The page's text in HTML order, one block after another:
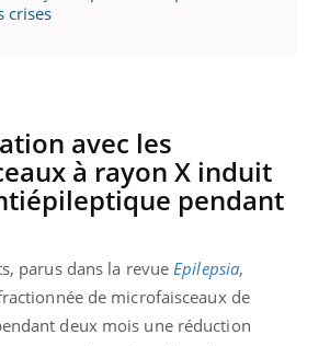
crises
avec les
à rayon X induit
pendant
parus dans la revueEpilepsia,
de microfaisceaux de
deux mois une réduction